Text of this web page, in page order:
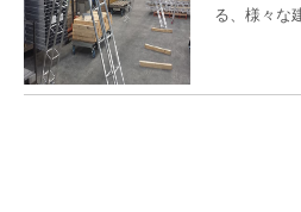
る、様々な